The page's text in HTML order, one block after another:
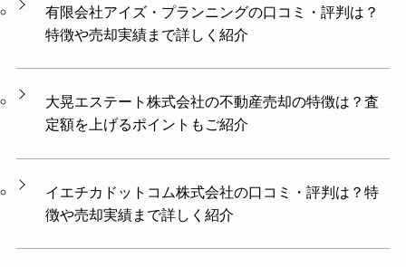
有限会社アイズ・プランニングの口コミ・評判は？
特徴や売却実績まで詳しく紹介
大晃エステート株式会社の不動産売却の特徴は？査
定額を上げるポイントもご紹介
イエチカドットコム株式会社の口コミ・評判は？特
徴や売却実績まで詳しく紹介